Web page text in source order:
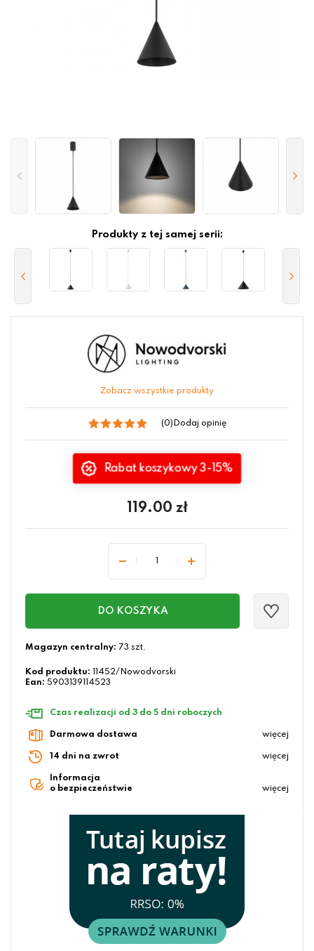
Produkty z tej samej serii:
Zobacz wszystkie produkty
(0) Dodaj opinię
Rabat koszykowy 3-15%
119.00 zł
DO KOSZYKA
Magazyn centralny: 73 szt.
Kod produktu:
11452/Nowodvorski
Ean: 5903139114523
Czas realizacji od 3 do 5 dni roboczych
Darmowa dostawa więcej
14 dni na zwrot więcej
Informacja
o bezpieczeństwie
więcej